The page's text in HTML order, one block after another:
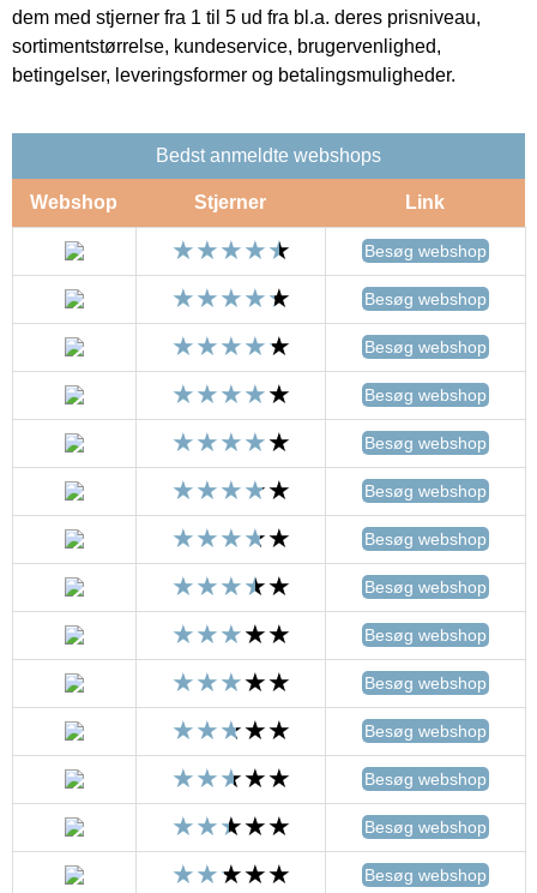
dem med stjerner fra 1 til 5 ud fra bl.a. deres prisniveau,
sortimentstørrelse, kundeservice, brugervenlighed,
betingelser, leveringsformer og betalingsmuligheder.
Bedst anmeldte webshops
Webshop Stjerner Link
Besøg webshop
Besøg webshop
Besøg webshop
Besøg webshop
Besøg webshop
Besøg webshop
Besøg webshop
Besøg webshop
Besøg webshop
Besøg webshop
Besøg webshop
Besøg webshop
Besøg webshop
Besøg webshop